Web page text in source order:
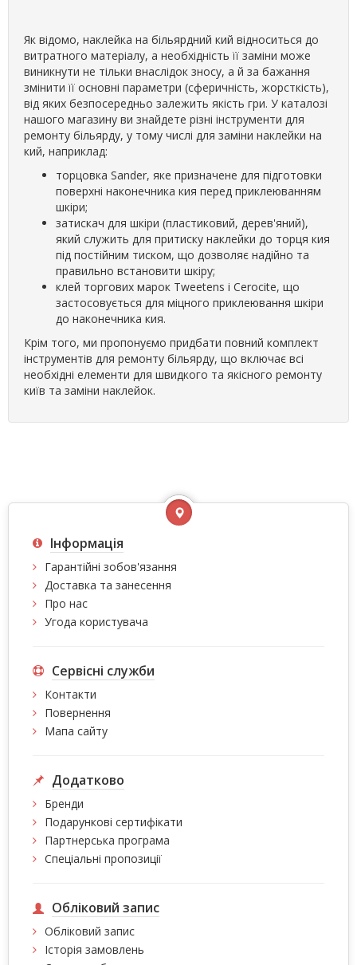
Як відомо, наклейка на більярдний кий відноситься до
витратного матеріалу, а необхідність її заміни може
виникнути не тільки внаслідок зносу, а й за бажання
змінити її основні параметри (сферичність, жорсткість),
від яких безпосередньо залежить якість гри. У каталозі
нашого магазину ви знайдете різні інструменти для
ремонту більярду, у тому числі для заміни наклейки на
кий, наприклад:
торцовка Sander, яке призначене для підготовки
поверхні наконечника кия перед приклеюванням
шкіри;
затискач для шкіри (пластиковий, дерев'яний),
який служить для притиску наклейки до торця кия
під постійним тиском, що дозволяє надійно та
правильно встановити шкіру;
клей торгових марок Tweetens і Cerocite, що
застосовується для міцного приклеювання шкіри
до наконечника кия.
Крім того, ми пропонуємо придбати повний комплект
інструментів для ремонту більярду, що включає всі
необхідні елементи для швидкого та якісного ремонту
київ та заміни наклейок.
Інформація
Гарантійні зобов'язання
Доставка та занесення
Про нас
Угода користувача
Сервісні служби
Контакти
Повернення
Мапа сайту
Додатково
Бренди
Подарункові сертифікати
Партнерська програма
Спеціальні пропозиції
Обліковий запис
Обліковий запис
Історія замовлень